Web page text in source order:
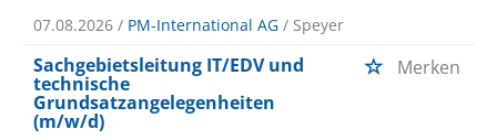
07.08.2026 / PM-International AG / Speyer
Sachgebietsleitung IT/EDV und
technische
Grundsatzangelegenheiten
(m/w/d)
Merken